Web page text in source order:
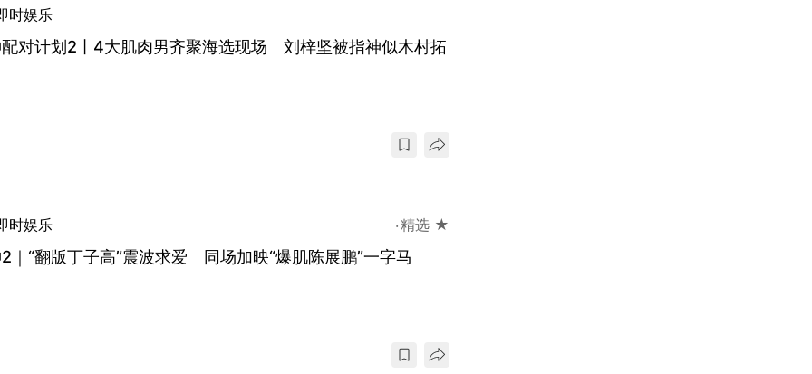
时娱乐
对计划2丨4大肌肉男齐聚海选现场 刘梓坚被指神似木村拓
时娱乐 精选 ★
｜“翻版丁子高”震波求爱 同场加映“爆肌陈展鹏”一字马